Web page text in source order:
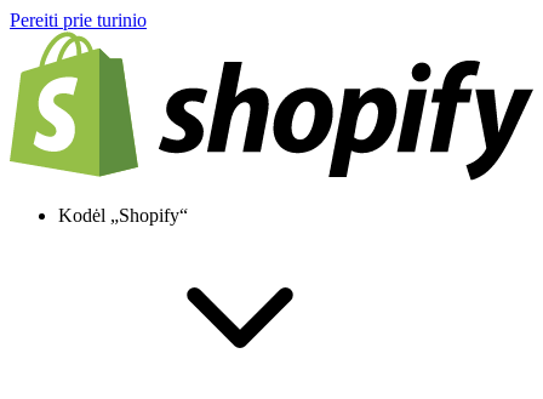
Pereiti prie turinio
Kodėl „Shopify“